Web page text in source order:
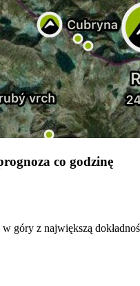
co godzinę
góry z największą